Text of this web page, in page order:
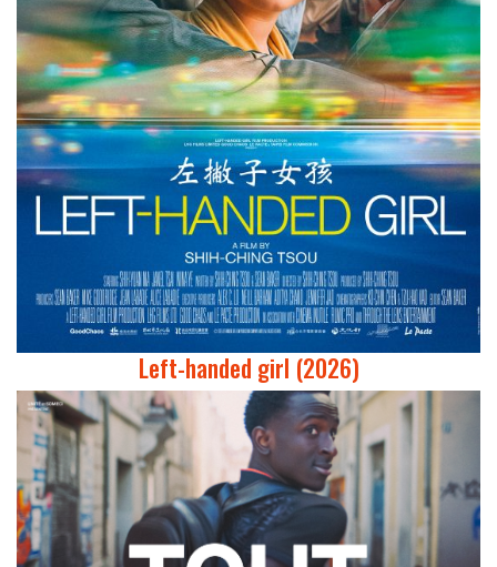
Left-handed girl (2026)